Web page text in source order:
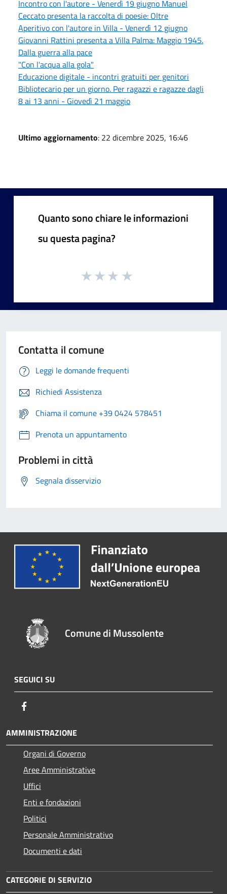
Incontro con l'autore - Venerdì 19 giugno Manuel
Ceccato presenta la raccolta di poesie: Oltre
Aperitivo con l'autore in Villa - Venerdì 12 giugno
Giovanni Rattini presenta a Villa Palma: Maggio 1945.
Dalla guerra alla pace
"Con l'acqua alla gola"
Educazione digitale - incontri gratuiti per genitori
Bibliotecario per un giorno. Per ragazzi e ragazze dagli
8 ai 13 anni - Giovedì 21 maggio
Ultimo aggiornamento: 22 dicembre 2025, 16:46
Quanto sono chiare le informazioni
su questa pagina?
Contatta il comune
Leggi le domande frequenti
Richiedi Assistenza
Chiama il comune +39 0424 578451
Prenota un appuntamento
Problemi in città
Segnala disservizio
Comune di Mussolente
SEGUICI SU
AMMINISTRAZIONE
Organi di Governo
Aree Amministrative
Uffici
Enti e fondazioni
Politici
Personale Amministrativo
Documenti e dati
CATEGORIE DI SERVIZIO